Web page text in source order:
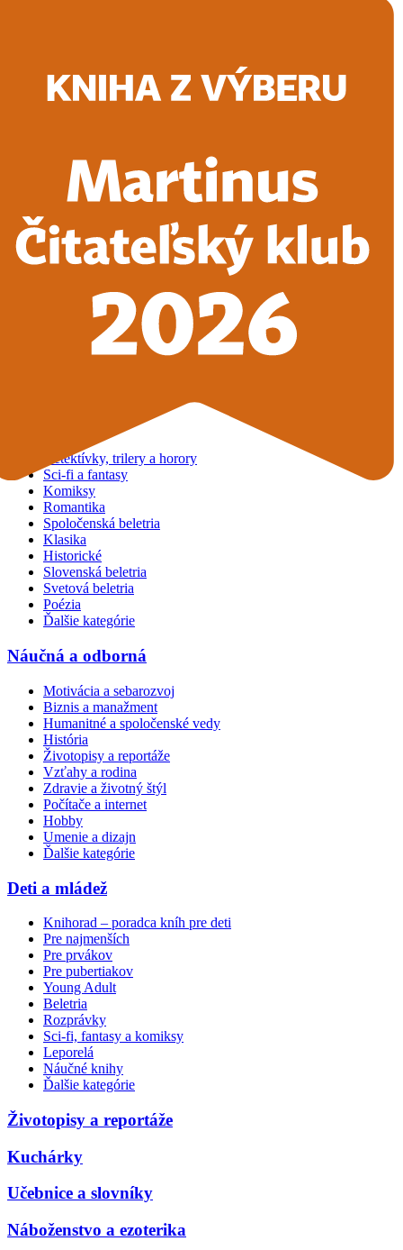
Vyhľadávanie
Prihlásiť
Vyhľadávanie
Detektívky, trilery a horory
Sci-fi a fantasy
Komiksy
Romantika
Spoločenská beletria
Klasika
Historické
Slovenská beletria
Svetová beletria
Poézia
Ďalšie kategórie
Náučná a odborná
Motivácia a sebarozvoj
Biznis a manažment
Humanitné a spoločenské vedy
História
Životopisy a reportáže
Vzťahy a rodina
Zdravie a životný štýl
Počítače a internet
Hobby
Umenie a dizajn
Ďalšie kategórie
Deti a mládež
Knihorad – poradca kníh pre deti
Pre najmenších
Pre prvákov
Pre pubertiakov
Young Adult
Beletria
Rozprávky
Sci-fi, fantasy a komiksy
Leporelá
Náučné knihy
Ďalšie kategórie
Životopisy a reportáže
Kuchárky
Učebnice a slovníky
Náboženstvo a ezoterika